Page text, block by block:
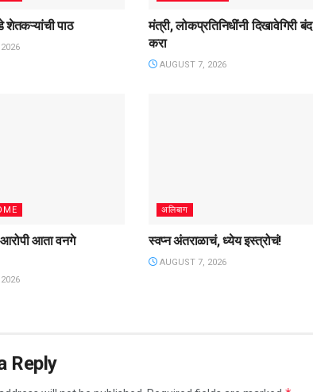
शेतकऱ्यांची पाठ
मंत्री, लोकप्रतिनिधींनी दिखावेगिरी बंद
करा
AUGUST 7, 2026
आता वनगे
अलिबाग
स्वप्न अंतराळाचं, ध्येय इस्त्रोचं!
AUGUST 7, 2026
Reply